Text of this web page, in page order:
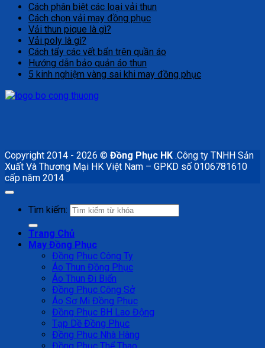
Cách phân biệt các loại vải thun
Cách chọn vải may đồng phục
Vải thun pique là gì?
Vải poly là gì?
Cách tẩy các vết bẩn trên quần áo
Hướng dẫn bảo quản áo thun
5 kinh nghiệm vàng sai khi may đồng phục
Copyright 2014 - 2026 © Đồng Phục HK .Công ty TNHH Sản
Xuất Và Thương Mại HK Việt Nam – GPKD số 0106781610
cấp năm 2014
Tìm kiếm:
Trang Chủ
May Đồng Phục
Đồng Phục Công Ty
Áo Thun Đồng Phục
Áo Thun Đi Biển
Đồng Phục Công Sở
Áo Sơ Mi Đồng Phục
Đồng Phục BH Lao Động
Tạp Dề Đồng Phục
Đồng Phục Nhà Hàng